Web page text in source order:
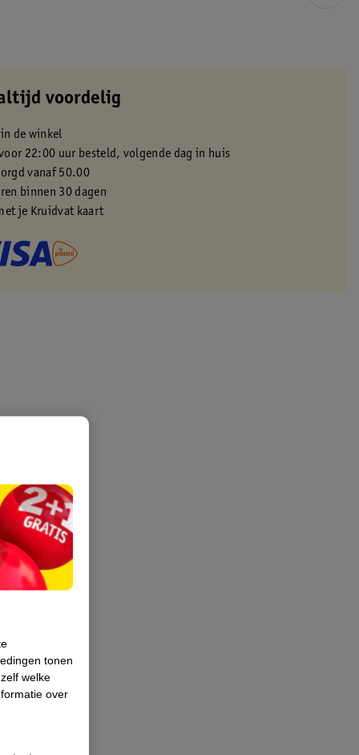
voordelig
de winkel
22:00 uur besteld, volgende dag in huis
vanaf 50.00
binnen 30 dagen
je Kruidvat kaart
tonen
welke
over